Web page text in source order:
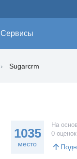
Сервисы
Sugarcrm
1035
место
На
0 оценок